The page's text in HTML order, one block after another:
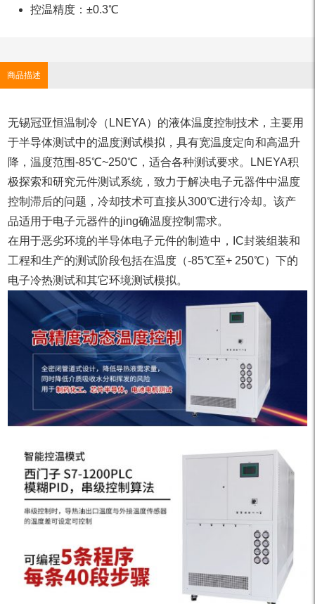
控温精度：±0.3℃
商品描述
无锡冠亚恒温制冷（LNEYA）的液体温度控制技术，主要用
于半导体测试中的温度测试模拟，具有宽温度定向和高温升
降，温度范围-85℃~250℃，适合各种测试要求。LNEYA积
极探索和研究元件测试系统，致力于解决电子元器件中温度
控制滞后的问题，冷却技术可直接从300℃进行冷却。该产
品适用于电子元器件的jing确温度控制需求。
在用于恶劣环境的半导体电子元件的制造中，IC封装组装和
工程和生产的测试阶段包括在温度（-85℃至+ 250℃）下的
电子冷热测试和其它环境测试模拟。